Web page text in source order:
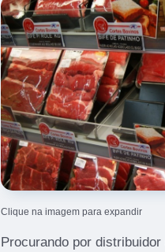
Clique na imagem para expandir
Procurando por